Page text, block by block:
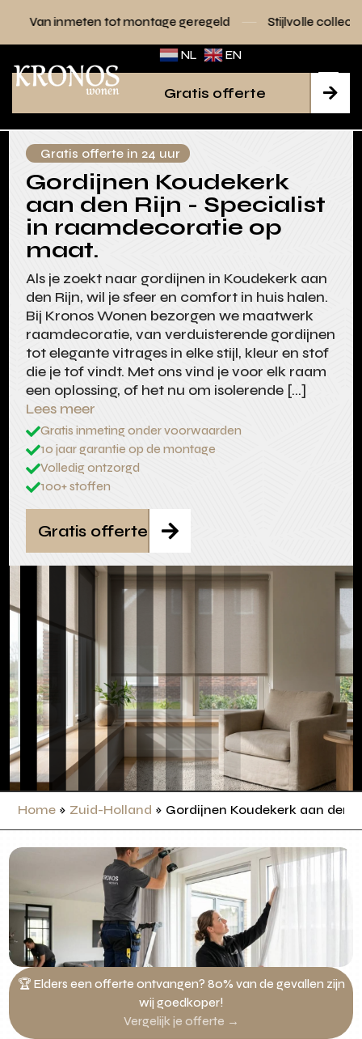
tot montage geregeld Stijlvolle collecties voor elk
NL EN

Gratis offerte
Gratis offerte in 24 uur
Gordijnen Koudekerk
aan den Rijn - Specialist
in raamdecoratie op
maat.
Als je zoekt naar gordijnen in Koudekerk aan
den Rijn, wil je sfeer en comfort in huis halen.
Bij Kronos Wonen bezorgen we maatwerk
raamdecoratie, van verduisterende gordijnen
tot elegante vitrages in elke stijl, kleur en stof
die je tof vindt. Met ons vind je voor elk raam
een oplossing, of het nu om isolerende […]
Lees meer
Gratis inmeting onder voorwaarden
10 jaar garantie op de montage
Volledig ontzorgd
100+ stoffen

Gratis offerte
Home » Zuid-Holland » Gordijnen Koudekerk aan den
🏆 Elders een offerte ontvangen? 80% van de gevallen zijn
wij goedkoper!
Vergelijk je offerte →